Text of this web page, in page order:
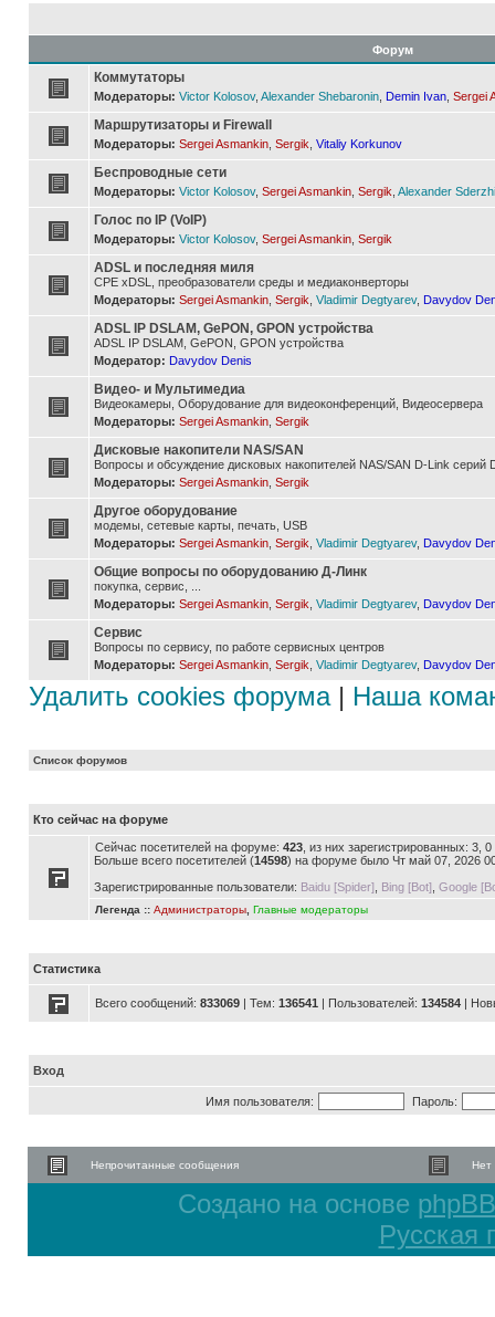
Форум
Коммутаторы
Модераторы: Victor Kolosov, Alexander Shebaronin Demin Ivan Sergei
Маршрутизаторы и Firewall
Модераторы: Sergei Asmankin Sergik Vitaliy Korkunov
Беспроводные сети
Модераторы: Victor Kolosov, Sergei Asmankin Sergik Alexander
Голос по IP (VoIP)
Модераторы: Victor Kolosov, Sergei Asmankin Sergik
ADSL и последняя миля
CPE xDSL, преобразователи среды и медиаконверторы
Модераторы: Sergei Asmankin Sergik Vladimir Degtyarev, Davydov
ADSL IP DSLAM, GePON, GPON устройства
ADSL IP DSLAM, GePON, GPON устройства
Модератор: Davydov Denis
Видео- и Мультимедиа
Видеокамеры, Оборудование для видеоконференций, Видеосервера
Модераторы: Sergei Asmankin Sergik
Дисковые накопители NAS/SAN
Вопросы и обсуждение дисковых накопителей NAS/SAN D-Link серий
Модераторы: Sergei Asmankin Sergik
Другое оборудование
модемы, сетевые карты, печать, USB
Модераторы: Sergei Asmankin Sergik Vladimir Degtyarev, Davydov
Общие вопросы по оборудованию Д-Линк
покупка, сервис, ...
Модераторы: Sergei Asmankin Sergik Vladimir Degtyarev, Davydov
Сервис
Вопросы по сервису, по работе сервисных центров
Модераторы: Sergei Asmankin Sergik Vladimir Degtyarev, Davydov
Удалить cookies форума| Наша
Список форумов
Кто сейчас на форуме
Сейчас посетителей на форуме: 423 , из них зарегистрированных: 3,
Больше всего посетителей (14598) на форуме было Чт май 07, 2026
Зарегистрированные пользователи: Baidu [Spider] Bing [Bot] Google
Легенда :: Администраторы Главные модераторы
Статистика
Всего сообщений: 833069 | Тем: 136541 | Пользователей: 134584 |
Вход
Имя пользователя: Пароль:
Непрочитанные сообщения Нет
Создано на основе phpBB
Русская